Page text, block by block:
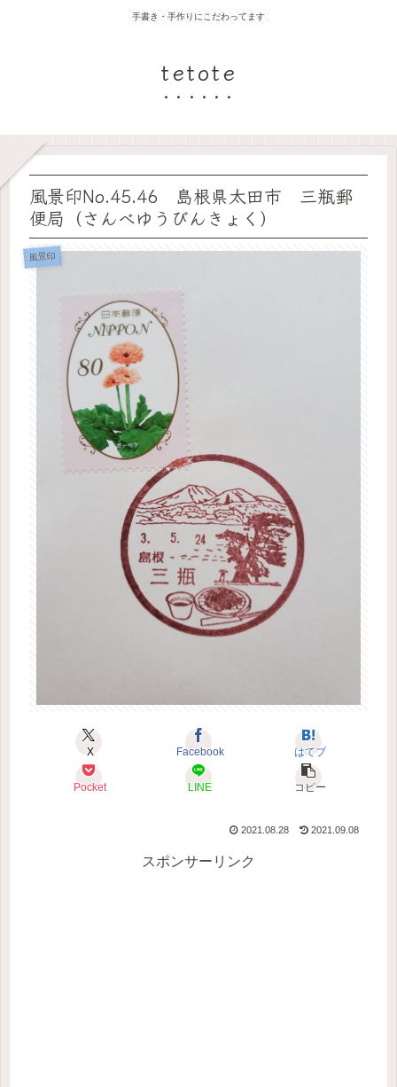
手書き・手作りにこだわってます
tetote
風景印No.45.46 島根県太田市 三瓶郵
便局（さんべゆうびんきょく）
風景印
X Facebook はてブ
Pocket LINE コピー
2021.08.28 2021.09.08
スポンサーリンク